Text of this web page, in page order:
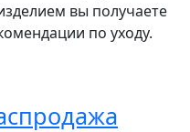
вы получаете
по уходу.